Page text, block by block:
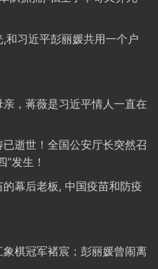
和习近平彭丽媛共用一个户
，蒋薇是习近平情人一直在
逝世！全国公安厅长突然召
发生！
幕后老板, 中国疫苗和防疫
棋冠军褚宸；彭丽媛曾闹离